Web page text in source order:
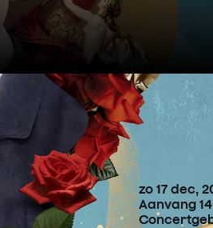
zo 17 dec,
Aanvang
in